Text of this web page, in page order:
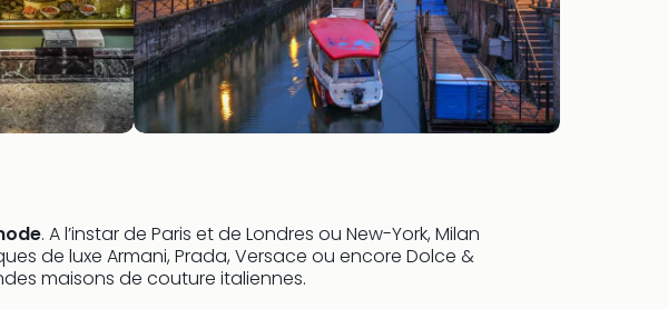
. A l’instar de Paris et de Londres ou New-York, Milan
de luxe Armani, Prada, Versace ou encore Dolce &
maisons de couture italiennes.